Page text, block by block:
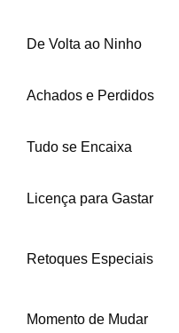
De Volta ao Ninho
Achados e Perdidos
Tudo se Encaixa
Licença para Gastar
Retoques Especiais
Momento de Mudar